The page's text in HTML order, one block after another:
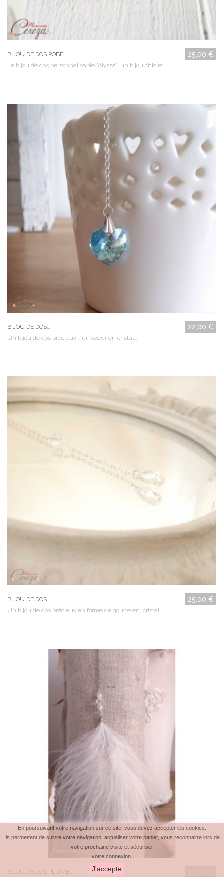
BIJOU DE DOS ROBE... 25,00 €
Le bijou de dos personnalisable "Alyssa", un bijou chic et...
BIJOU DE DOS... 22,00 €
Un bijou de dos précieux : un coeur en cristal...
BIJOU DE DOS... 25,00 €
Un bijou de dos précieux en forme de goutte en cristal...
BIJOU DE DOS PLUME...
En poursuivant votre navigation sur ce site, vous devez accepter les cookies.
Ils permettent de suivre votre navigation, actualiser votre panier, vous reconnaitre lors de
votre prochaine visite et sécuriser
votre connexion.
J'accepte